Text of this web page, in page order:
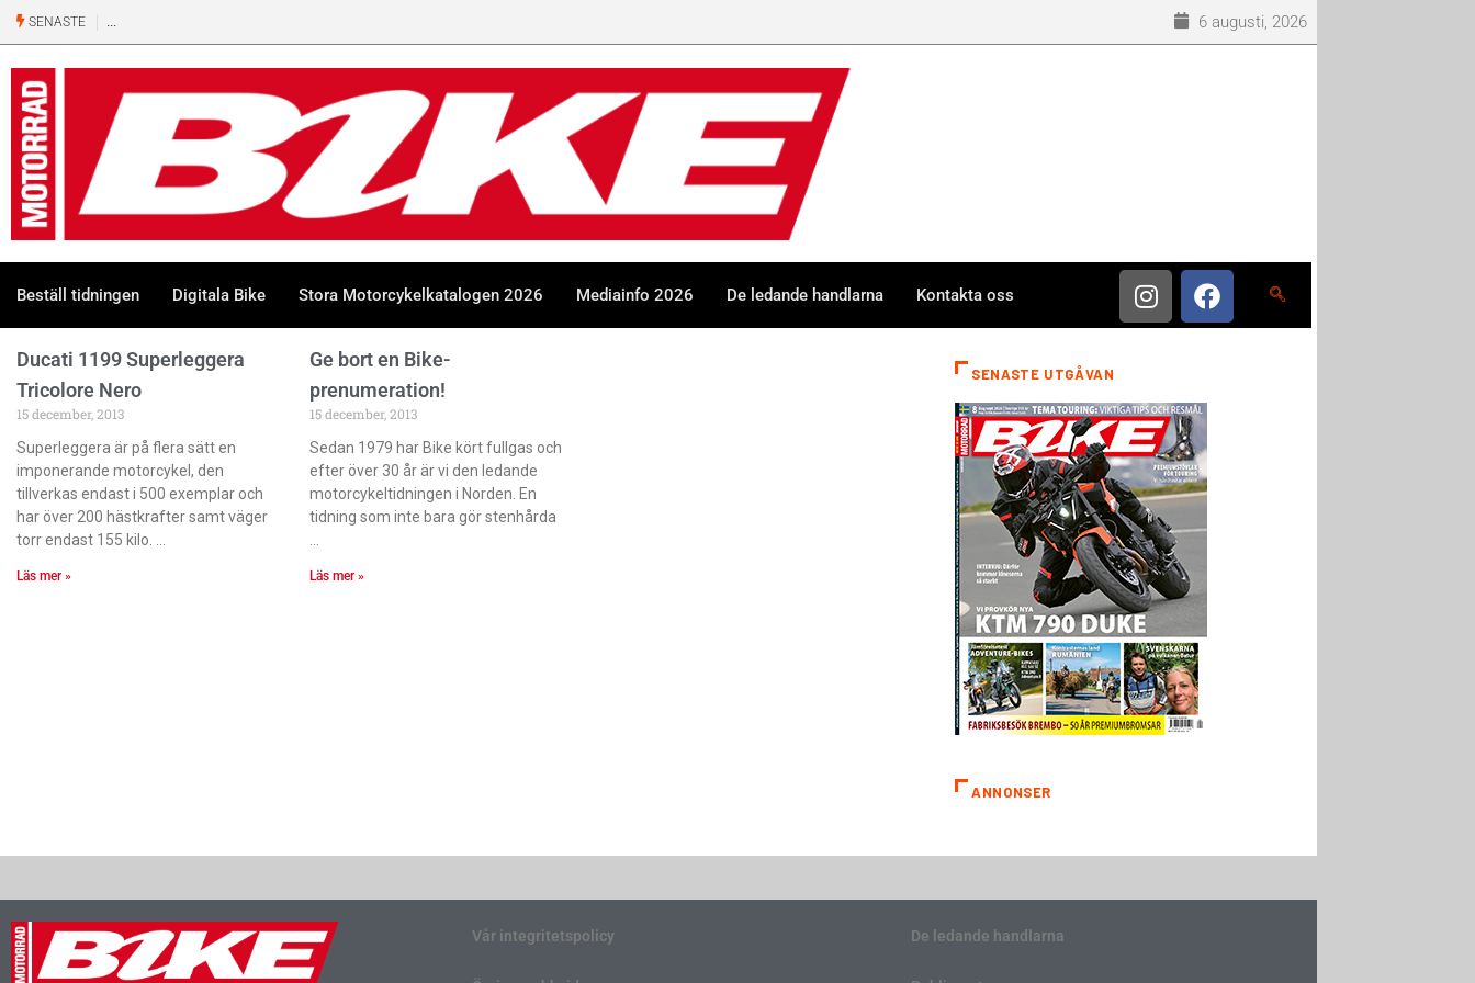
SENASTE 6 augusti, 2026
Beställ tidningen Digitala Bike Stora Motorcykelkatalogen 2026 Mediainfo 2026 De ledande handlarna Kontakta oss
Ducati 1199 Superleggera
Tricolore Nero
15 december, 2013
Superleggera är på flera sätt en
imponerande motorcykel, den
tillverkas endast i 500 exemplar och
har över 200 hästkrafter samt väger
torr endast 155 kilo.
Läs mer »
Ge bort en Bike-
prenumeration!
15 december, 2013
Sedan 1979 har Bike kört fullgas och
efter över 30 år är vi den ledande
motorcykeltidningen i Norden. En
tidning som inte bara gör stenhårda
Läs mer »
SENASTE UTGÅVAN
ANNONSER
Vår integritetspolicy De ledande handlarna